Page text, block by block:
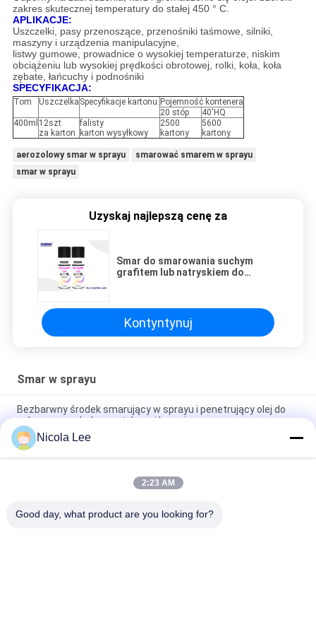
zakres skutecznej temperatury do stałej 450 ° C.
APLIKACJE:
Uszczelki, pasy przenoszące, przenośniki taśmowe, silniki,
maszyny i urządzenia manipulacyjne,
listwy gumowe, prowadnice o wysokiej temperaturze, niskim
obciążeniu lub wysokiej prędkości obrotowej, rolki, koła, koła
zębate, łańcuchy i podnośniki
SPECYFIKACJA:
Tom Uszczelka Specyfikacje kartonu. Pojemność kontenera
20 stóp
40'HQ
400ml 12szt
za karton
falisty
karton wysyłkowy
2500
kartony
5600
kartony
aerozolowy smar w sprayu
smarować smarem w sprayu
smar w sprayu
Uzyskaj najlepszą cenę za
Smar do smarowania suchym
grafitem lub natryskiem do
Kontyntynuj
Smar w sprayu
Bezbarwny środek smarujący w sprayu i penetrujący olej do
ochrony przed rdzą metalową i korozją
Smar silikonowy niekorozyjny do dostarczania bezwonnej
przezroczystej warstwy smarującej
Spray do smarowania przekładni i łańcucha do smarowania
Nicola Lee
2:23 AM
Good day, what product are you looking for?